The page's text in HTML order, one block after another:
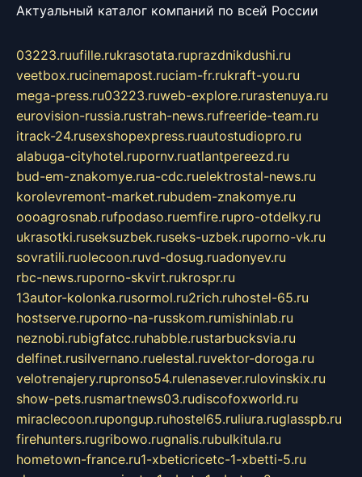
Актуальный каталог компаний по всей России
03223.ruufille.rukrasotata.ruprazdnikdushi.ru
veetbox.rucinemapost.ruciam-fr.rukraft-you.ru
mega-press.ru03223.ruweb-explore.rurastenuya.ru
eurovision-russia.rustrah-news.rufreeride-team.ru
itrack-24.rusexshopexpress.ruautostudiopro.ru
alabuga-cityhotel.rupornv.ruatlantpereezd.ru
bud-em-znakomye.rua-cdc.ruelektrostal-news.ru
korolevremont-market.rubudem-znakomye.ru
oooagrosnab.rufpodaso.ruemfire.rupro-otdelky.ru
ukrasotki.ruseksuzbek.ruseks-uzbek.ruporno-vk.ru
sovratili.ruolecoon.ruvd-dosug.ruadonyev.ru
rbc-news.ruporno-skvirt.rukrospr.ru
13autor-kolonka.rusormol.ru2rich.ruhostel-65.ru
hostserve.ruporno-na-russkom.rumishinlab.ru
neznobi.rubigfatcc.ruhabble.rustarbucksvia.ru
delfinet.rusilvernano.ruelestal.ruvektor-doroga.ru
velotrenajery.rupronso54.rulenasever.rulovinskix.ru
show-pets.rusmartnews03.rudiscofoxworld.ru
miraclecoon.rupongup.ruhostel65.ruliura.ruglasspb.ru
firehunters.rugribowo.rugnalis.rubulkitula.ru
hometown-france.ru1-xbeticricetc-1-xbetti-5.ru